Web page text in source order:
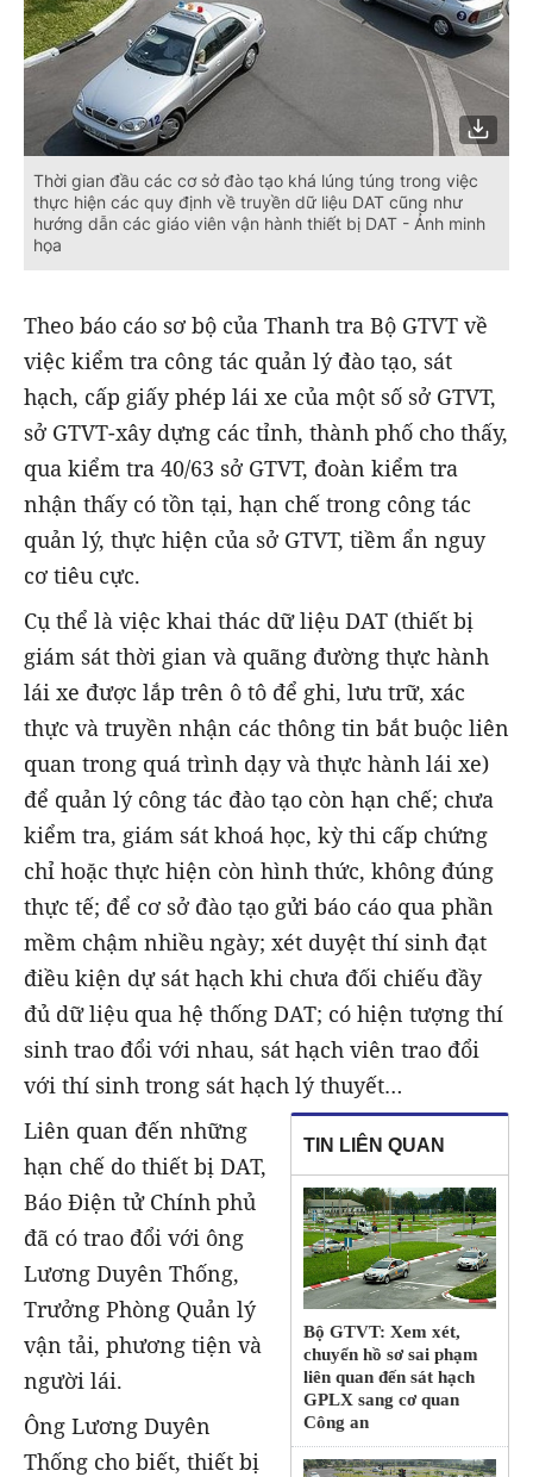
Thời gian đầu các cơ sở đào tạo khá lúng túng trong việc
thực hiện các quy định về truyền dữ liệu DAT cũng như
hướng dẫn các giáo viên vận hành thiết bị DAT - Ảnh minh
họa
Theo báo cáo sơ bộ của Thanh tra Bộ GTVT về
việc kiểm tra công tác quản lý đào tạo, sát
hạch, cấp giấy phép lái xe của một số sở GTVT,
sở GTVT-xây dựng các tỉnh, thành phố cho thấy,
qua kiểm tra 40/63 sở GTVT, đoàn kiểm tra
nhận thấy có tồn tại, hạn chế trong công tác
quản lý, thực hiện của sở GTVT, tiềm ẩn nguy
cơ tiêu cực.
Cụ thể là việc khai thác dữ liệu DAT (thiết bị
giám sát thời gian và quãng đường thực hành
lái xe được lắp trên ô tô để ghi, lưu trữ, xác
thực và truyền nhận các thông tin bắt buộc liên
quan trong quá trình dạy và thực hành lái xe)
để quản lý công tác đào tạo còn hạn chế; chưa
kiểm tra, giám sát khoá học, kỳ thi cấp chứng
chỉ hoặc thực hiện còn hình thức, không đúng
thực tế; để cơ sở đào tạo gửi báo cáo qua phần
mềm chậm nhiều ngày; xét duyệt thí sinh đạt
điều kiện dự sát hạch khi chưa đối chiếu đầy
đủ dữ liệu qua hệ thống DAT; có hiện tượng thí
sinh trao đổi với nhau, sát hạch viên trao đổi
với thí sinh trong sát hạch lý thuyết…
TIN LIÊN QUAN
Bộ GTVT: Xem xét,
chuyển hồ sơ sai phạm
liên quan đến sát hạch
GPLX sang cơ quan
Công an
Liên quan đến những
hạn chế do thiết bị DAT,
Báo Điện tử Chính phủ
đã có trao đổi với ông
Lương Duyên Thống,
Trưởng Phòng Quản lý
vận tải, phương tiện và
người lái.
Ông Lương Duyên
Thống cho biết, thiết bị